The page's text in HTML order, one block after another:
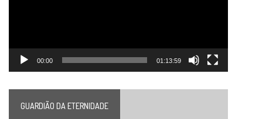
00:00 01:13:59
GUARDIÃO DA ETERNIDADE